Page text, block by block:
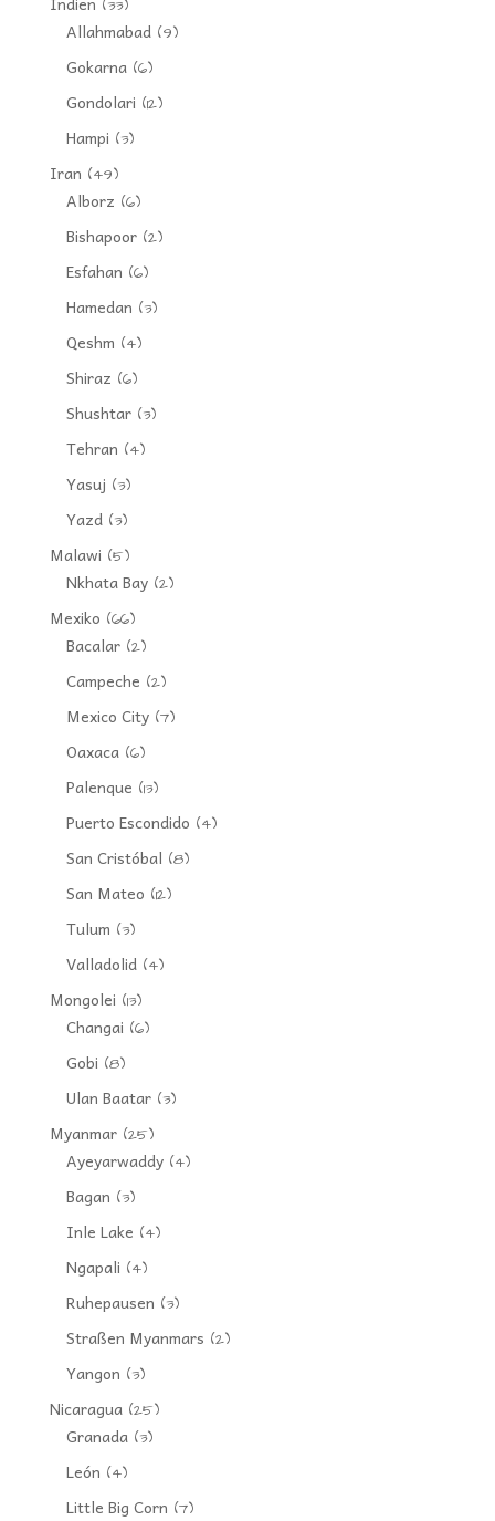
(33)
Allahmabad(9)
Gokarna(6)
Gondolari (12)
Hampi (3)
Iran (49)
Alborz (6)
Bishapoor(2)
Esfahan (6)
Hamedan (3)
Qeshm (4)
Shiraz (6)
Shushtar(3)
Tehran (4)
Yasuj (3)
Yazd(3)
Malawi (5)
Nkhata Bay(2)
Mexiko (66)
Bacalar(2)
Campeche (2)
Mexico City(7)
Oaxaca(6)
Palenque (13)
Puerto Escondido (4)
San Cristóbal (8)
San Mateo (12)
Tulum (3)
Valladolid(4)
Mongolei (13)
Changai (6)
Gobi (8)
Ulan Baatar(3)
Myanmar(25)
Ayeyarwaddy(4)
Bagan (3)
Inle Lake (4)
Ngapali (4)
Ruhepausen (3)
Straßen Myanmars (2)
Yangon (3)
Nicaragua(25)
Granada(3)
León (4)
Little Big Corn (7)